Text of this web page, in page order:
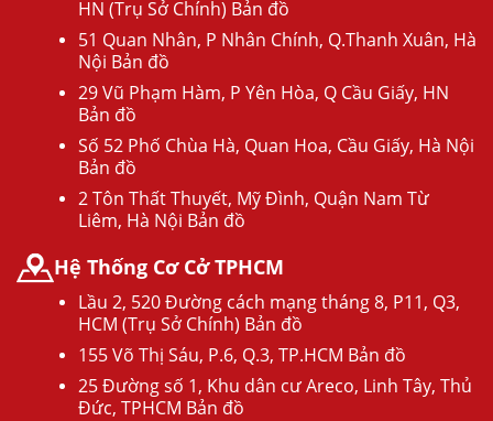
HN (Trụ Sở Chính) Bản đồ
51 Quan Nhân, P Nhân Chính, Q.Thanh Xuân, Hà
Nội Bản đồ
29 Vũ Phạm Hàm, P Yên Hòa, Q Cầu Giấy, HN
Bản đồ
Số 52 Phố Chùa Hà, Quan Hoa, Cầu Giấy, Hà Nội
Bản đồ
2 Tôn Thất Thuyết, Mỹ Đình, Quận Nam Từ
Liêm, Hà Nội Bản đồ
Hệ Thống Cơ Cở TPHCM
Lầu 2, 520 Đường cách mạng tháng 8, P11, Q3,
HCM (Trụ Sở Chính) Bản đồ
155 Võ Thị Sáu, P.6, Q.3, TP.HCM Bản đồ
25 Đường số 1, Khu dân cư Areco, Linh Tây, Thủ
Đức, TPHCM Bản đồ